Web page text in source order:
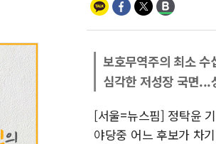
보호무역주의 최소
심각한 저성장 국면...
[서울=뉴스핌] 정탁윤
야당중 어느 후보가 차